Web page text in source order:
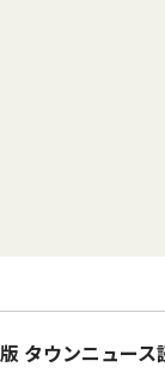
タウンニュース